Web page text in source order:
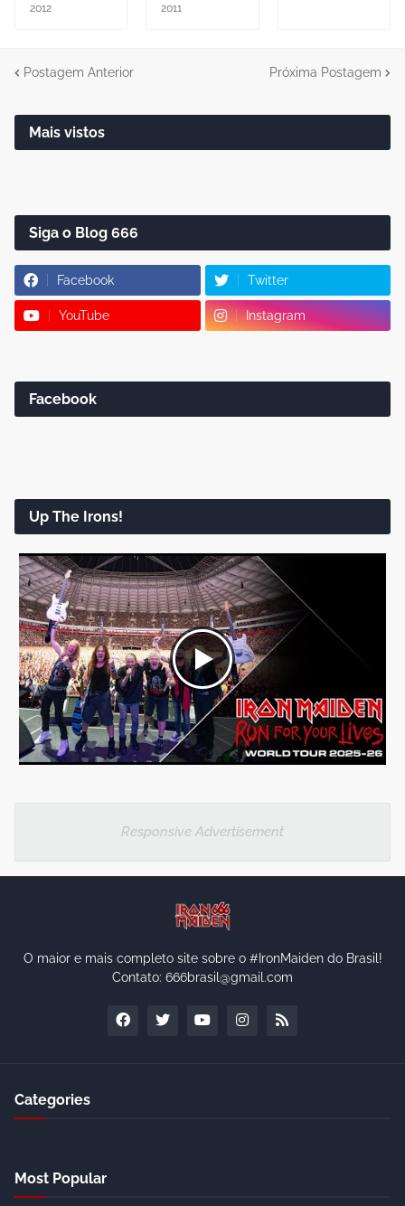
2012
2011
Postagem Anterior Próxima Postagem
Mais vistos
Siga o Blog 666
Facebook Twitter
YouTube Instagram
Facebook
Up The Irons!
Responsive Advertisement
O maior e mais completo site sobre o #IronMaiden do Brasil!
Contato: 666brasil@gmail.com
Categories
Most Popular